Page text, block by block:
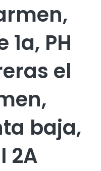
1a, PH
el
baja,
2A